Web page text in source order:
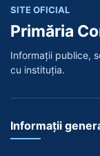
SITE OFICIAL
Primăria
Informații publice,
cu instituția.
Informații